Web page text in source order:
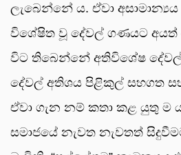
ලැබෙන්නේ ය. ඒවා
විශේෂිත වූ දේවල් ගණයට අයත්
විට තිබෙන්නේ අතිවිශේෂ
දේවල් අතිශය පිළිකුල් සහගත
ඒවා ගැන නම් කතා කළ යුතු ම
සමාජයේ නැවත නැවතත්